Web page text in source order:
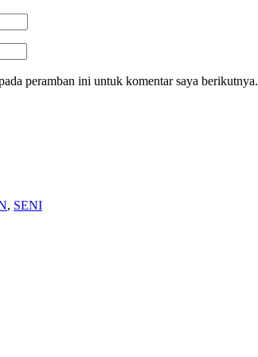
peramban ini untuk komentar saya berikutnya.
, SENI